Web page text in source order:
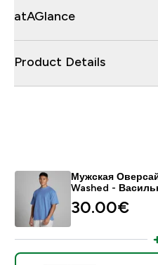
atAGlance
Product Details
Мужская
Washed -
30.00€‎